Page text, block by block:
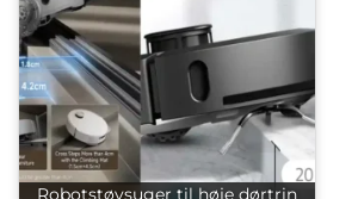
Robotstøvsuger til høje dørtrin